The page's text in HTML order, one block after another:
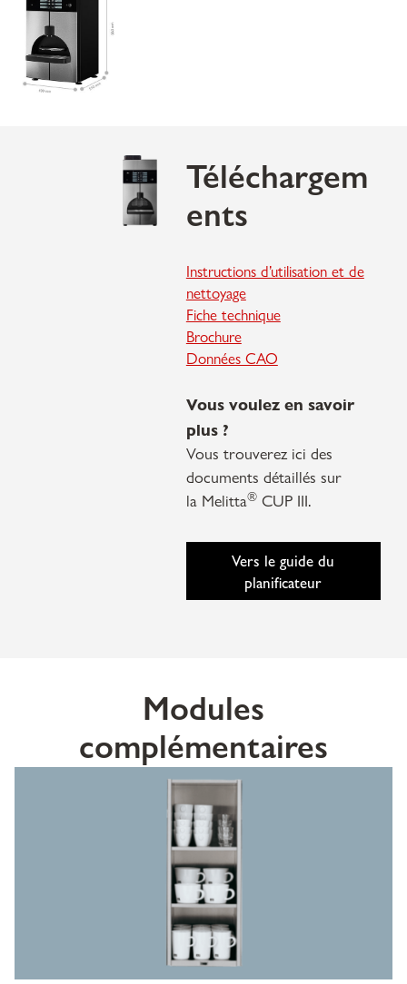
Téléchargem
ents
Instructions d’utilisation et de
nettoyage
Fiche technique
Brochure
Données CAO
Vous voulez en savoir
plus ?
Vous trouverez ici des
documents détaillés sur
la Melitta®CUP III.
Vers le guide du
planificateur
Modules
complémentaires